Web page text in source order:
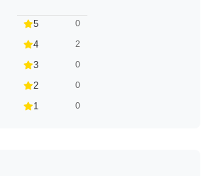
5 0
4 2
3 0
2 0
1 0